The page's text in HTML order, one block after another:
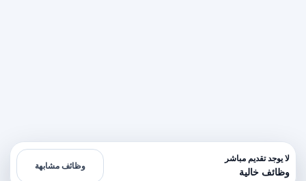
لا يوجد تقديم مباشر
وظائف خالية
وظائف مشابهة